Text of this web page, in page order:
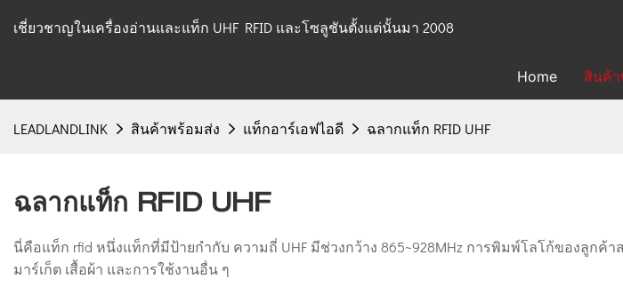
เชี่ยวชาญในเครื่องอ่านและแท็ก UHF RFID และโซลูชันตั้งแต่นั้นมา 2008
Home สินค้
LEADLANDLINK สินค้าพร้อมส่ง แท็กอาร์เอฟไอดี ฉลากแท็ก RFID UHF
ฉลากแท็ก RFID UHF
นี่คือแท็ก rfid หนึ่งแท็กที่มีป้ายกำกับ ความถี่ UHF มีช่วงกว้าง 865~928MHz การพิมพ์โลโก้ของลูก
มาร์เก็ต เสื้อผ้า และการใช้งานอื่น ๆ